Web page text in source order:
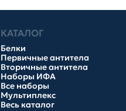
КАТАЛОГ
Белки
Первичные антитела
Вторичные антитела
Наборы ИФА
Все наборы
Мультиплекс
Весь каталог